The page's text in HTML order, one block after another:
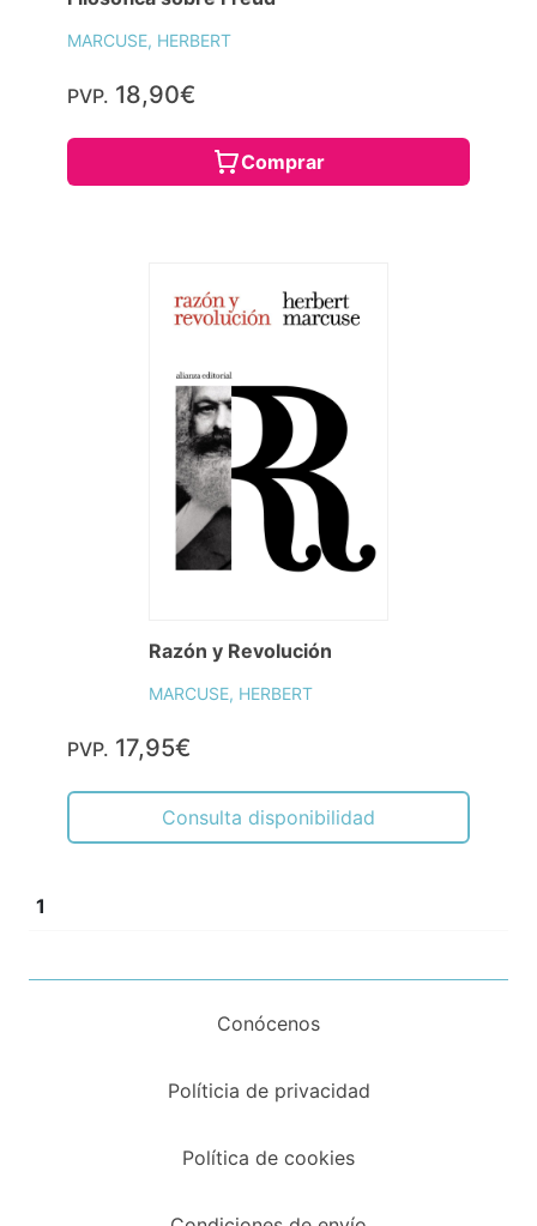
MARCUSE, HERBERT
PVP. 18,90€
Comprar
Razón y Revolución
MARCUSE, HERBERT
PVP. 17,95€
Consulta disponibilidad
1
Conócenos
Políticia de privacidad
Política de cookies